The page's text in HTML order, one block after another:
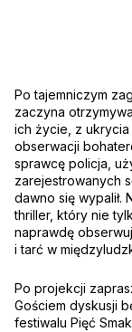
Po tajemniczym
zaczyna
ich życie, z ukrycia
obserwacji
sprawcę policja,
zarejestrowanych
dawno się wypalił.
thriller, który nie
naprawdę
i tarć w
Po projekcji
Gościem dyskusji
festiwalu Pięć